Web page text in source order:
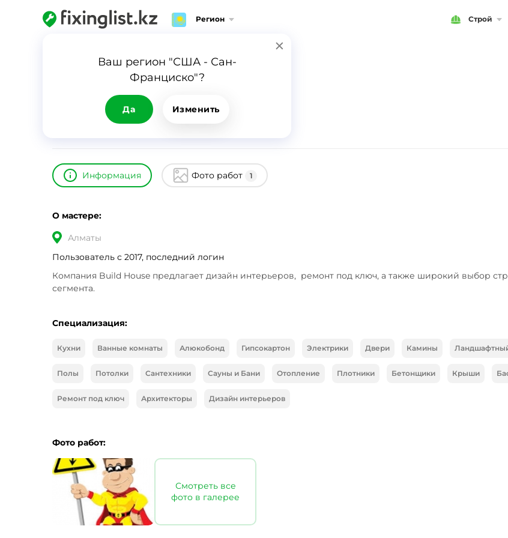
Регион Строй
Ваш регион "США - Сан-
Франциско"?
Да Изменить
Build House
Информация Фото работ 1
О мастере:
Алматы
Пользователь с 2017, последний логин
Компания Build House предлагает дизайн интерьеров,  ремонт под ключ, а также широкий выбор
сегмента.
Специализация:
Кухни Ванные комнаты Алюкобонд Гипсокартон Электрики Двери Камины
Полы Потолки Сантехники Сауны и Бани Отопление Плотники Бетонщики Крыши
Ремонт под ключ Архитекторы Дизайн интерьеров
Фото работ:
Смотреть все
фото в галерее